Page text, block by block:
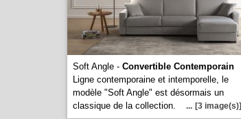
Soft Angle - Convertible Contemporain
Ligne contemporaine et intemporelle, le
modèle "Soft Angle" est désormais un
classique de la collection.
... [3 image(s)]